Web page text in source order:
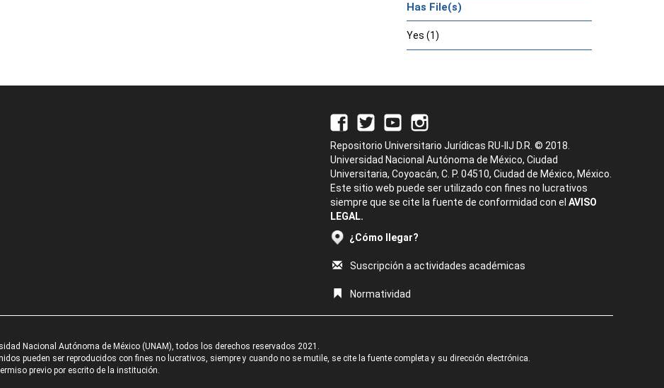
Has File(s)
Yes (1)
Repositorio Universitario Jurídicas RU-IIJ D.R. © 2018.
Universidad Nacional Autónoma de México, Ciudad
Universitaria, Coyoacán, C. P. 04510, Ciudad de México, México.
Este sitio web puede ser utilizado con fines no lucrativos
siempre que se cite la fuente de conformidad con el AVISO
LEGAL.
¿Cómo llegar?
Suscripción a actividades académicas
Normatividad
Nacional Autónoma de México (UNAM), todos los derechos reservados 2021.
pueden ser reproducidos con fines no lucrativos, siempre y cuando no se mutile, se cite la fuente completa y su dirección electrónica.
previo por escrito de la institución.